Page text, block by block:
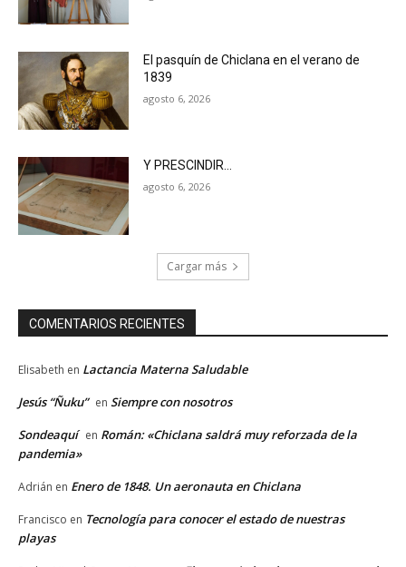
El pasquín de Chiclana en el verano de
1839
agosto 6, 2026
Y PRESCINDIR…
agosto 6, 2026
Cargar más
COMENTARIOS RECIENTES
Elisabeth en Lactancia Materna Saludable
Jesús “Ñuku” en Siempre con nosotros
Sondeaquí en Román: «Chiclana saldrá muy reforzada de la
pandemia»
Adrián en Enero de 1848. Un aeronauta en Chiclana
Francisco en Tecnología para conocer el estado de nuestras
playas